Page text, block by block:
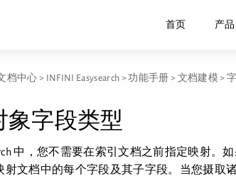
首页 产品
档中心 > INFINI Easysearch >功能手册 > 文档建模 >
象字段类型
中，您不需要在索引文档之前指定映射。
射文档中的每个字段及其子字段。当您摄取